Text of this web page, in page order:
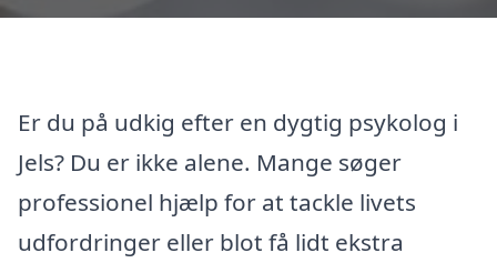
Er du på udkig efter en dygtig psykolog i
Jels? Du er ikke alene. Mange søger
professionel hjælp for at tackle livets
udfordringer eller blot få lidt ekstra